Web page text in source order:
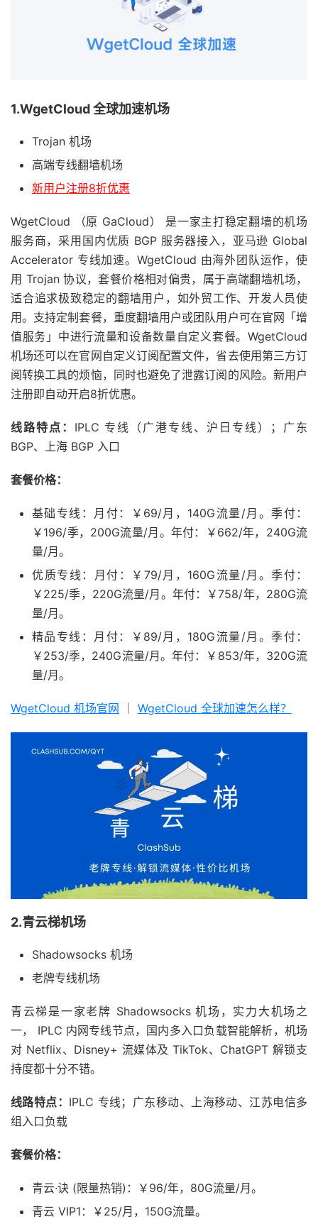
1.WgetCloud 全球加速机场
Trojan 机场
高端专线翻墙机场
新用户注册8折优惠
WgetCloud （原 GaCloud） 是一家主打稳定翻墙的机场
服务商，采用国内优质 BGP 服务器接入，亚马逊 Global
Accelerator 专线加速。WgetCloud 由海外团队运作，使
用 Trojan 协议，套餐价格相对偏贵，属于高端翻墙机场，
适合追求极致稳定的翻墙用户，如外贸工作、开发人员使
用。支持定制套餐，重度翻墙用户或团队用户可在官网「增
值服务」中进行流量和设备数量自定义套餐。WgetCloud
机场还可以在官网自定义订阅配置文件，省去使用第三方订
阅转换工具的烦恼，同时也避免了泄露订阅的风险。新用户
注册即自动开启8折优惠。
线路特点： IPLC 专线（广港专线、沪日专线）；广东
BGP、上海 BGP 入口
套餐价格：
基础专线：月付：￥69/月，140G流量/月。季付：
￥196/季，200G流量/月。年付：￥662/年，240G流
量/月。
优质专线：月付：￥79/月，160G流量/月。季付：
￥225/季，220G流量/月。年付：￥758/年，280G流
量/月。
精品专线：月付：￥89/月，180G流量/月。季付：
￥253/季，240G流量/月。年付：￥853/年，320G流
量/月。
WgetCloud 机场官网 WgetCloud 全球加速怎么样？
2.青云梯机场
Shadowsocks 机场
老牌专线机场
青云梯是一家老牌 Shadowsocks 机场，实力大机场之
一， IPLC 内网专线节点，国内多入口负载智能解析，机场
对 Netflix、Disney+ 流媒体及 TikTok、ChatGPT 解锁支
持度都十分不错。
线路特点： IPLC 专线；广东移动、上海移动、江苏电信多
组入口负载
套餐价格：
青云·诀 (限量热销)：￥96/年，80G流量/月。
青云 VIP1：￥25/月，150G流量。